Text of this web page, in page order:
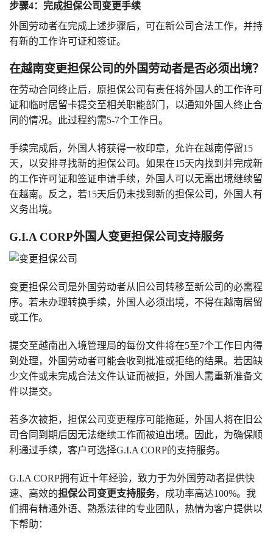
步骤4：完成担保公司变更手续
外国劳动者在完成上述步骤后，可在新公司合法工作，并持
有新的工作许可证和签证。
在越南变更担保公司的外国劳动者是否必须出境？
在劳动合同终止后，原担保公司有责任将外国人的工作许可
证和临时居留卡提交至相关职能部门，以通知外国人终止合
同的情况。此过程约需5-7个工作日。
手续完成后，外国人将获得一枚印章，允许在越南停留15
天，以安排寻找新的担保公司。如果在15天内找到并完成新
的工作许可证和签证申请手续，外国人可以无需出境继续留
在越南。反之，若15天后仍未找到新的担保公司，外国人有
义务出境。
G.I.A CORP外国人变更担保公司支持服务
变更担保公司是外国劳动者从旧公司转移至新公司的必需程
序。若未办理转换手续，外国人必须出境，不得在越南居留
或工作。
提交至越南出入境管理局的每份文件将在5至7个工作日内得
到处理，外国劳动者可能会收到批准或拒绝的结果。若因缺
少文件或未完成合法文件认证而被拒，外国人需重新准备文
件以提交。
若多次被拒，担保公司变更程序可能拖延，外国人将在旧公
司合同到期后因无法继续工作而被迫出境。因此，为确保顺
利通过手续，客户可选择G.I.A CORP的支持服务。
G.I.A CORP拥有近十年经验，致力于为外国劳动者提供快
速、高效的担保公司变更支持服务，成功率高达100%。我
们拥有精通外语、熟悉法律的专业团队，热情为客户提供以
下帮助：